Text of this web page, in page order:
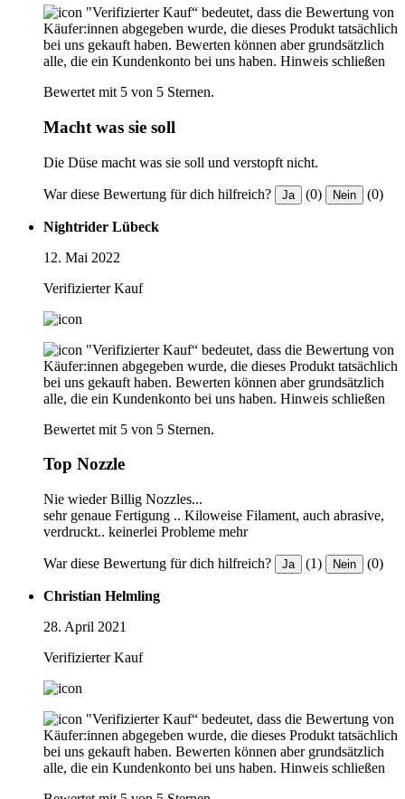
"Verifizierter Kauf“ bedeutet, dass die Bewertung von
Käufer:innen abgegeben wurde, die dieses Produkt tatsächlich
bei uns gekauft haben. Bewerten können aber grundsätzlich
alle, die ein Kundenkonto bei uns haben. Hinweis schließen
Bewertet mit 5 von 5 Sternen.
Macht was sie soll
Die Düse macht was sie soll und verstopft nicht.
War diese Bewertung für dich hilfreich? Ja (0) Nein (0)
Nightrider Lübeck
12. Mai 2022
Verifizierter Kauf
"Verifizierter Kauf“ bedeutet, dass die Bewertung von
Käufer:innen abgegeben wurde, die dieses Produkt tatsächlich
bei uns gekauft haben. Bewerten können aber grundsätzlich
alle, die ein Kundenkonto bei uns haben. Hinweis schließen
Bewertet mit 5 von 5 Sternen.
Top Nozzle
Nie wieder Billig Nozzles...
sehr genaue Fertigung .. Kiloweise Filament, auch abrasive,
verdruckt.. keinerlei Probleme mehr
War diese Bewertung für dich hilfreich? Ja (1) Nein (0)
Christian Helmling
28. April 2021
Verifizierter Kauf
"Verifizierter Kauf“ bedeutet, dass die Bewertung von
Käufer:innen abgegeben wurde, die dieses Produkt tatsächlich
bei uns gekauft haben. Bewerten können aber grundsätzlich
alle, die ein Kundenkonto bei uns haben. Hinweis schließen